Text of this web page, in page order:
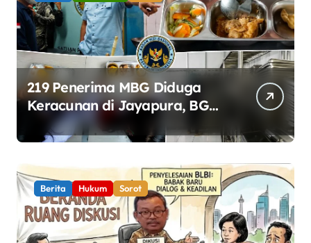
219 Penerima MBG Diduga
Keracunan di Jayapura, BGN
Perketat Pengawasan
Keamanan Pangan
Berita Hukum Sorot